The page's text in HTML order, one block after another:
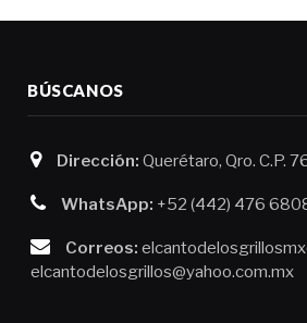
BÚSCANOS
Dirección: Querétaro, Qro. C.P.
WhatsApp: +52 (442) 476
Correos:
elcantodelosgrillos@yahoo.com.mx